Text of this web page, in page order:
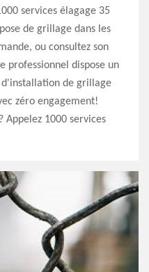
services élagage 35
de grillage dans les
ou consultez son
professionnel dispose un
de grillage
zéro engagement!
Appelez 1000 services